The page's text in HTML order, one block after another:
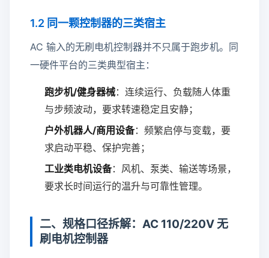
1.2 同一颗控制器的三类宿主
AC 输入的无刷电机控制器并不只属于跑步机。同
一硬件平台的三类典型宿主：
跑步机/健身器械：连续运行、负载随人体重
与步频波动，要求转速稳定且安静；
户外机器人/商用设备：频繁启停与变载，要
求启动平稳、保护完善；
工业类电机设备：风机、泵类、输送等场景，
要求长时间运行的温升与可靠性管理。
二、规格口径拆解：AC 110/220V 无
刷电机控制器